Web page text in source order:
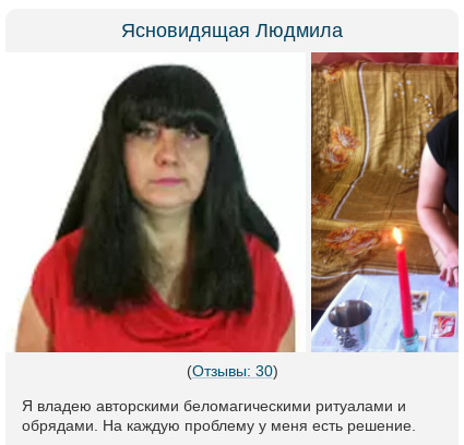
Ясновидящая Людмила
(Отзывы: 30)
Я владею авторскими беломагическими ритуалами и
обрядами. На каждую проблему у меня есть решение.